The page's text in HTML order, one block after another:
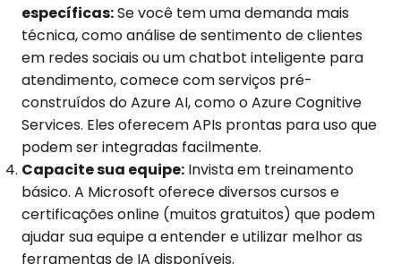
específicas:Se você tem uma demanda mais
técnica, como análise de sentimento de clientes
em redes sociais ou um chatbot inteligente para
atendimento, comece com serviços pré-
construídos do Azure AI, como o Azure Cognitive
Services. Eles oferecem APIs prontas para uso que
podem ser integradas facilmente.
Capacite sua equipe: Invista em treinamento
básico. A Microsoft oferece diversos cursos e
certificações online (muitos gratuitos) que podem
ajudar sua equipe a entender e utilizar melhor as
ferramentas de IA disponíveis.